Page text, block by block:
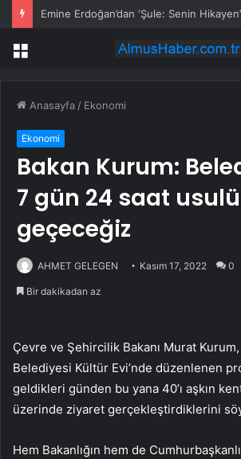
Emine Erdoğan’dan ‘Şule: Senin
Menü
Anasayfa / Ekonomi
Ekonomi
Bakan Kurum:
7 gün 24 saat
geçeceğiz
AHMET GELEGEN Kasım 17, 2022 0
Bir dakikadan az
Çevre ve Şehircilik Bakanı Murat
Belediyesi Kültür Evi’nde düzenlenen
geldikleri günden bu yana 40’ı aşkın
üzerinde ziyaret gerçekleştirdiklerini
Hem Bakanlığın hem de